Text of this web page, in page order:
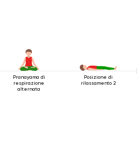
Pranayama di
respirazione
alternata
Posizione di
rilassamento 2